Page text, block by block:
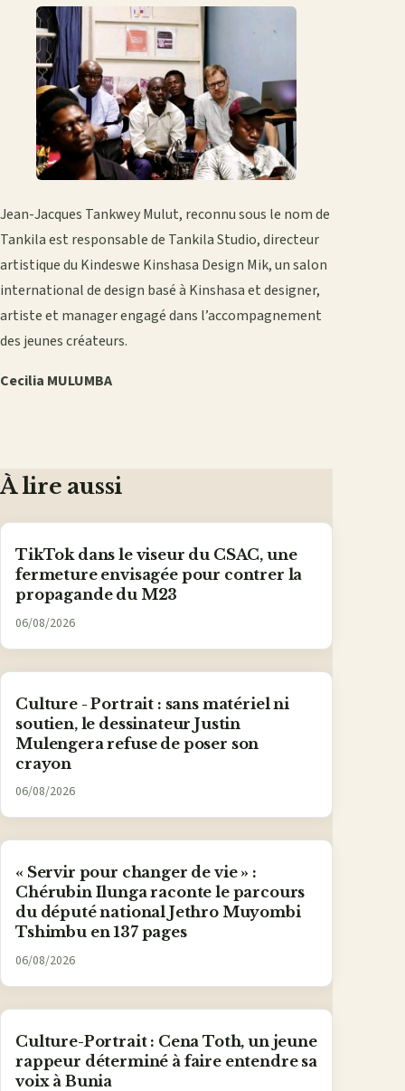
Jean-Jacques Tankwey Mulut, reconnu sous le nom de
Tankila est responsable de Tankila Studio, directeur
artistique du Kindeswe Kinshasa Design Mik, un salon
international de design basé à Kinshasa et designer,
artiste et manager engagé dans l’accompagnement
des jeunes créateurs.
Cecilia MULUMBA
À lire aussi
TikTok dans le viseur du CSAC, une
fermeture envisagée pour contrer la
propagande du M23
06/08/2026
Culture - Portrait : sans matériel ni
soutien, le dessinateur Justin
Mulengera refuse de poser son
crayon
06/08/2026
« Servir pour changer de vie » :
Chérubin Ilunga raconte le parcours
du député national Jethro Muyombi
Tshimbu en 137 pages
06/08/2026
Culture-Portrait : Cena Toth, un jeune
rappeur déterminé à faire entendre sa
voix à Bunia